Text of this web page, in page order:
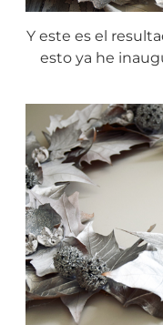
Y este es el
esto ya he